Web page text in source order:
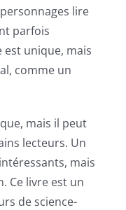
lire
parfois
est unique, mais
comme un
mais il peut
lecteurs. Un
mais
Ce livre est un
de science-